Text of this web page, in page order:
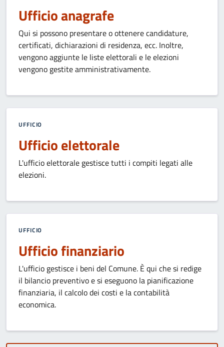
Ufficio anagrafe
Qui si possono presentare o ottenere candidature,
certificati, dichiarazioni di residenza, ecc. Inoltre,
vengono aggiunte le liste elettorali e le elezioni
vengono gestite amministrativamente.
UFFICIO
Ufficio elettorale
L'ufficio elettorale gestisce tutti i compiti legati alle
elezioni.
UFFICIO
Ufficio finanziario
L'ufficio gestisce i beni del Comune. È qui che si redige
il bilancio preventivo e si eseguono la pianificazione
finanziaria, il calcolo dei costi e la contabilità
economica.